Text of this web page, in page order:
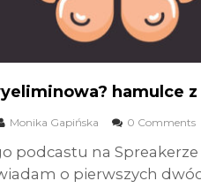
hamulce
Monika Gapińska 0 Comments
podcastu na
o pierwszych